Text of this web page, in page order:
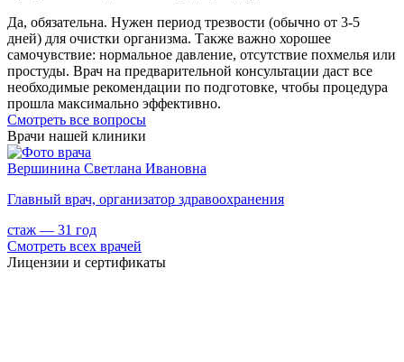
Да, обязательна. Нужен период трезвости (обычно от 3-5
дней) для очистки организма. Также важно хорошее
самочувствие: нормальное давление, отсутствие похмелья или
простуды. Врач на предварительной консультации даст все
необходимые рекомендации по подготовке, чтобы процедура
прошла максимально эффективно.
Cмотреть все вопросы
Врачи нашей клиники
Вершинина Светлана Ивановна
Главный врач, организатор здравоохранения
стаж — 31 год
Смотреть всех врачей
Лицензии и сертификаты